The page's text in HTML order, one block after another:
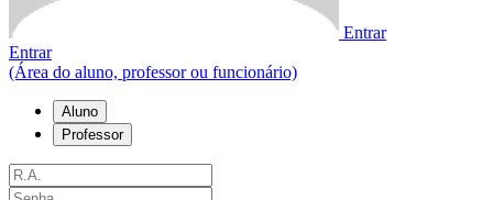
Entrar
Entrar
(Área do aluno, professor ou funcionário)
Aluno
Professor